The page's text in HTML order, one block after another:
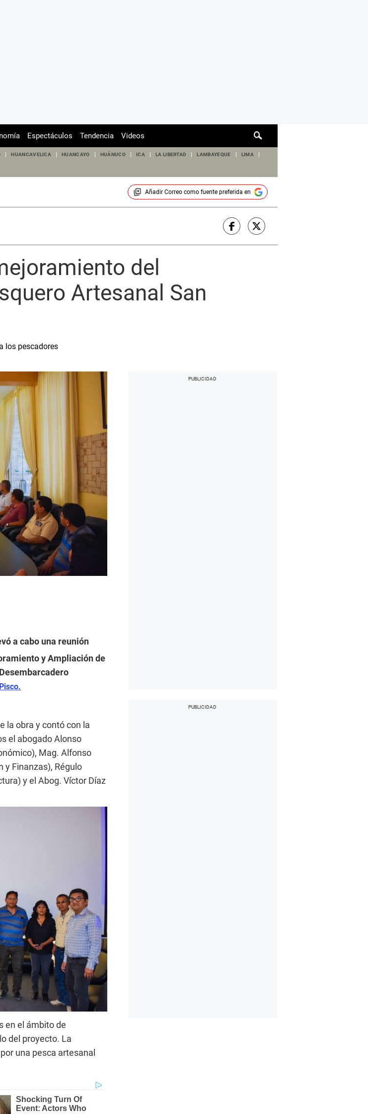
de
Espectáculos Tendencia Videos
HUANCAVELICA HUANCAYO HUÁNUCO ICA LA LIBERTAD LAMBAYEQUE LIMA
Añadir Correocomo fuente preferida en
del
Artesanal San
los pescadores
a cabo una reunión
y Ampliación de
la obra y contó con la
el abogado Alonso
Mag. Alfonso
y Finanzas), Régulo
y el Abog. Víctor Díaz
en el ámbito de
del proyecto. La
una pesca artesanal